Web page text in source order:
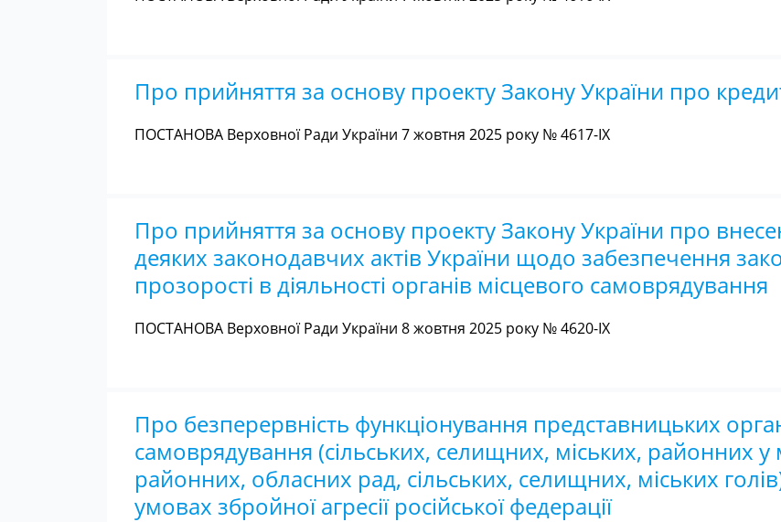
Про прийняття за основу проекту Закону України про
ПОСТАНОВА Верховної Ради України 7 жовтня 2025 року № 4617-IX
Про прийняття за основу проекту Закону України про
деяких законодавчих актів України щодо забезпечення
прозорості в діяльності органів місцевого самоврядування
ПОСТАНОВА Верховної Ради України 8 жовтня 2025 року № 4620-IX
Про безперервність функціонування представницьких
самоврядування (сільських, селищних, міських, районних у
районних, обласних рад, сільських, селищних, міських
умовах збройної агресії російської федерації